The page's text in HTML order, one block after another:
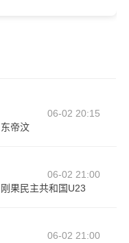
06-02 20:15
东帝汶
06-02 21:00
刚果民主共和国U23
06-02 21:00